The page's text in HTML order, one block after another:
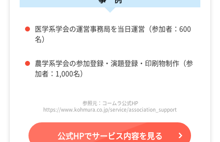
医学系学会の運営事務局を当日運営（参加者：600
名）
農学系学会の参加登録・演題登録・印刷物制作（参
加者：1,000名）
参照元：コームラ公式HP
https://www.kohmura.co.jp/service/association_support
公式HPでサービス内容を見る